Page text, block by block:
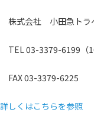
株式会社 小田急トラ
TEL 03-3379-6199（
FAX 03-3379-6225
詳しくはこちらを参照